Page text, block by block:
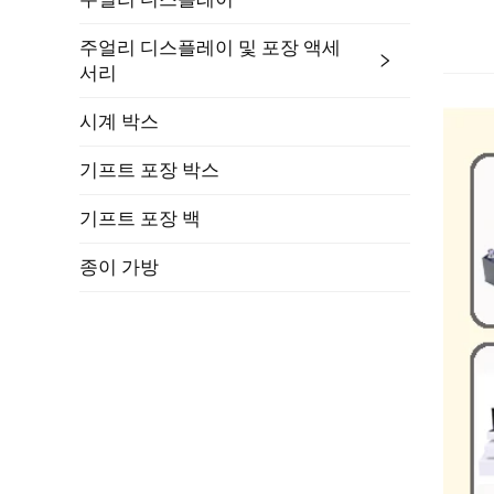
주얼리 디스플레이 및 포장 액세
서리
시계 박스
기프트 포장 박스
기프트 포장 백
종이 가방